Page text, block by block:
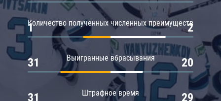
Количество полученных численных преимуществ
1 2
Выигранные вбрасывания
31 20
Штрафное время
31 29